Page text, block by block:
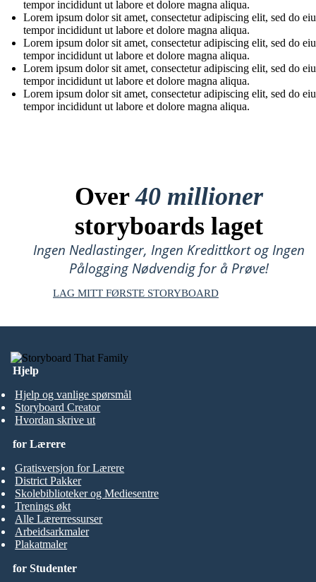
tempor incididunt ut labore et dolore magna aliqua.
Lorem ipsum dolor sit amet, consectetur adipiscing elit, sed do
tempor incididunt ut labore et dolore magna aliqua.
Lorem ipsum dolor sit amet, consectetur adipiscing elit, sed do
tempor incididunt ut labore et dolore magna aliqua.
Lorem ipsum dolor sit amet, consectetur adipiscing elit, sed do
tempor incididunt ut labore et dolore magna aliqua.
Lorem ipsum dolor sit amet, consectetur adipiscing elit, sed do
tempor incididunt ut labore et dolore magna aliqua.
Over40 millioner
storyboards laget
Ingen Nedlastinger, Ingen Kredittkort og Ingen
Pålogging Nødvendig for å Prøve!
LAG MITT FØRSTE STORYBOARD
Hjelp
Hjelp og vanlige spørsmål
Storyboard Creator
Hvordan skrive ut
for Studenter
for Lærere
Gratisversjon for Lærere
District Pakker
Skolebiblioteker og Mediesentre
Trenings økt
Alle Lærerressurser
Arbeidsarkmaler
Plakatmaler